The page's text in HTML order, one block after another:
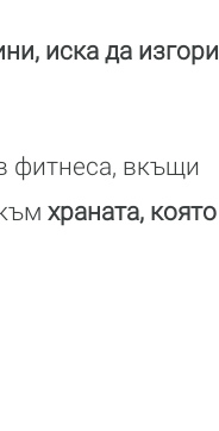
иска да изгори
фитнеса, вкъщи
храната, която